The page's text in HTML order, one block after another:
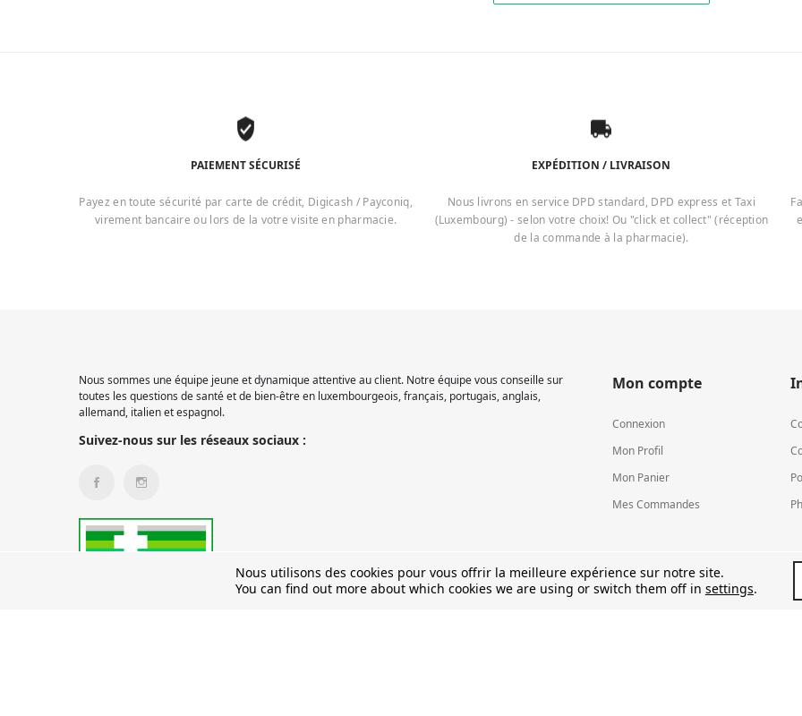
PAIEMENT SÉCURISÉ
Payez en toute sécurité par carte de crédit, Digicash / Payconiq,
virement bancaire ou lors de la votre visite en pharmacie.
EXPÉDITION / LIVRAISON
Nous livrons en service DPD standard, DPD express et Taxi
(Luxembourg) - selon votre choix! Ou "click et collect" (réception
de la commande à la pharmacie).
Nous sommes une équipe jeune et dynamique attentive au client. Notre équipe vous conseille sur
toutes les questions de santé et de bien-être en luxembourgeois, français, portugais, anglais,
allemand, italien et espagnol.
Suivez-nous sur les réseaux sociaux :
Mon compte
Connexion
Mon Profil
Mon Panier
Mes Commandes
Nous utilisons des cookies pour vous offrir la meilleure expérience sur notre site.
You can find out more about which cookies we are using or switch them off in settings.